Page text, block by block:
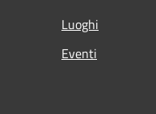
Luoghi
Eventi